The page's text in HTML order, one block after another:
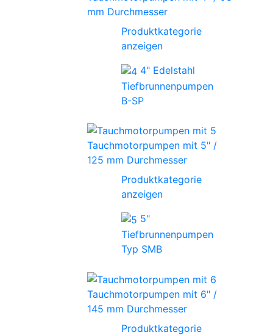
mm Durchmesser
Produktkategorie
anzeigen
4" Edelstahl
Tiefbrunnenpumpen
B-SP
Tauchmotorpumpen mit 5" /
125 mm Durchmesser
Produktkategorie
anzeigen
5"
Tiefbrunnenpumpen
Typ SMB
Tauchmotorpumpen mit 6" /
145 mm Durchmesser
Produktkategorie